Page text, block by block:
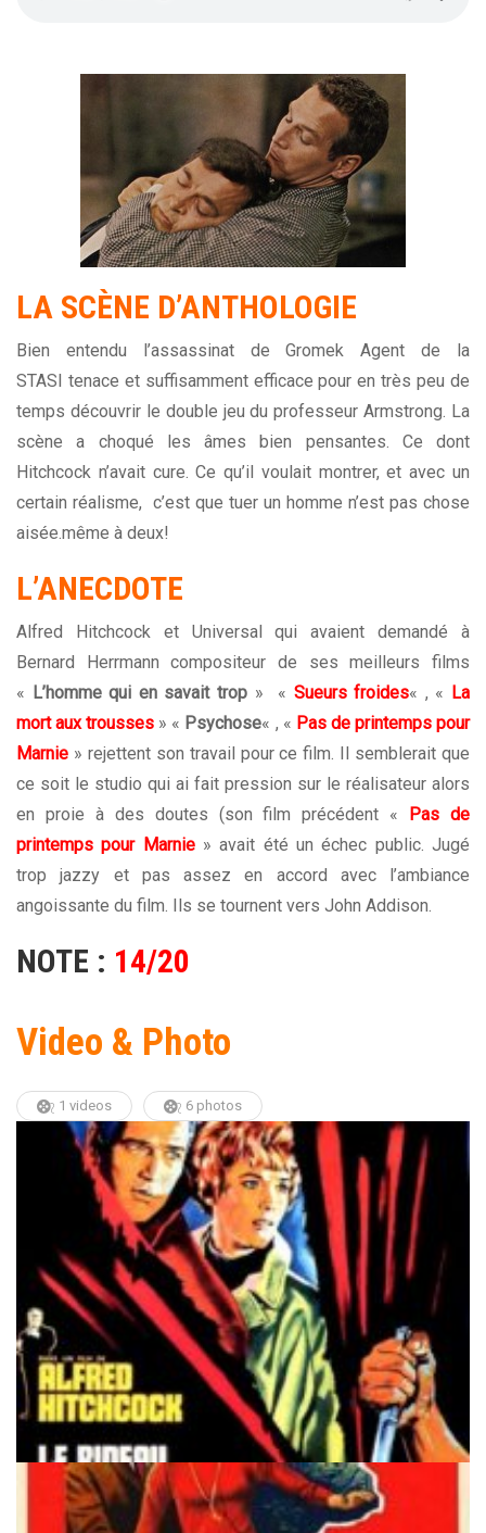
LA SCÈNE D’ANTHOLOGIE
Bien entendu l’assassinat de Gromek Agent de la
STASI tenace et suffisamment efficace pour en très peu de
temps découvrir le double jeu du professeur Armstrong. La
scène a choqué les âmes bien pensantes. Ce dont
Hitchcock n’avait cure. Ce qu’il voulait montrer, et avec un
certain réalisme, c’est que tuer un homme n’est pas chose
aisée.même à deux!
L’ANECDOTE
Alfred Hitchcock et Universal qui avaient demandé à
Bernard Herrmann compositeur de ses meilleurs films
« L’homme qui en savait trop » « Sueurs froides« , « La
mort aux trousses » « Psychose« , « Pas de printemps pour
Marnie » rejettent son travail pour ce film. Il semblerait que
ce soit le studio qui ai fait pression sur le réalisateur alors
en proie à des doutes (son film précédent «
Pas de
printemps pour Marnie» avait été un échec public. Jugé
trop jazzy et pas assez en accord avec l’ambiance
angoissante du film. Ils se tournent vers John Addison.
NOTE : 14/20
Video & Photo
1 videos 6 photos